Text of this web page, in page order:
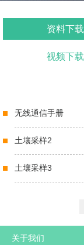
资料下载
视频下载
无线通信手册
土壤采样2
土壤采样3
关于我们